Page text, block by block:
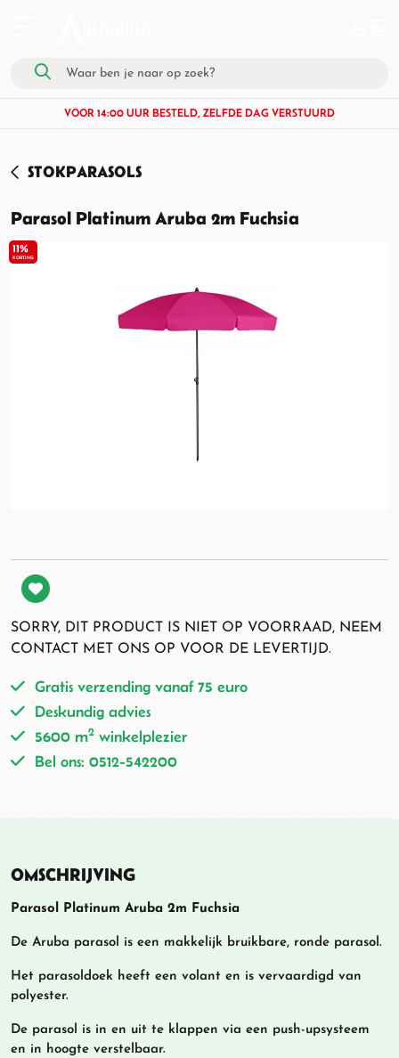
VOOR 14:00 UUR BESTELD, ZELFDE DAG VERSTUURD
STOKPARASOLS
11%
KORTING
Parasol Platinum Aruba 2m Fuchsia
SORRY, DIT PRODUCT IS NIET OP VOORRAAD, NEEM
CONTACT MET ONS OP VOOR DE LEVERTIJD.
Gratis verzending vanaf 75 euro
Deskundig advies
5600 m2 winkelplezier
Bel ons: 0512-542200
OMSCHRIJVING
Parasol Platinum Aruba 2m Fuchsia
De Aruba parasol is een makkelijk bruikbare, ronde parasol.
Het parasoldoek heeft een volant en is vervaardigd van
polyester.
De parasol is in en uit te klappen via een push-upsysteem
en in hoogte verstelbaar.